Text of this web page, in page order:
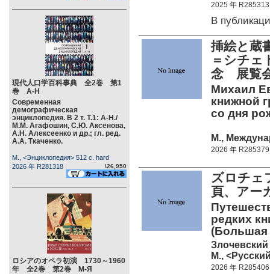
現代人口学百科事典 全2巻 第1
巻 А-Н
Современная
демографическая
энциклопедия. В 2 т. Т.1: А-Н./
М.М. Агафошин, С.Ю. Аксенова,
А.Н. Алексеенко и др.; гл. ред.
А.А. Ткаченко.
М., <Энциклопедия> 512 c. hard
2026 年 R281318
\26,950
ロシアのオペラ初演 1730～1960
年 全2巻 第2巻 М-Я
2025 年 R285313
В
挿絵と蔵
＝シチ
念 展覧
Михаил
книжной
со дня
М.,
2026 年 R285379
ズロチ
頁、アー
редких
(Большая
Злочевский
М.,
2026 年 R285406